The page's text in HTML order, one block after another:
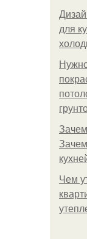
для
Чем